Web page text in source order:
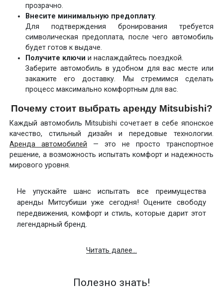
прозрачно.
Внесите минимальную предоплату.
Для подтверждения бронирования требуется
символическая предоплата, после чего автомобиль
будет готов к выдаче.
Получите ключи и наслаждайтесь поездкой.
Заберите автомобиль в удобном для вас месте или
закажите его доставку. Мы стремимся сделать
процесс максимально комфортным для вас.
Почему стоит выбрать аренду Mitsubishi?
Каждый автомобиль Mitsubishi сочетает в себе японское
качество, стильный дизайн и передовые технологии.
Аренда автомобилей — это не просто транспортное
решение, а возможность испытать комфорт и надежность
мирового уровня.
Не упускайте шанс испытать все преимущества
аренды Митсубиши уже сегодня! Оцените свободу
передвижения, комфорт и стиль, которые дарит этот
легендарный бренд.
Читать далее...
Полезно знать!